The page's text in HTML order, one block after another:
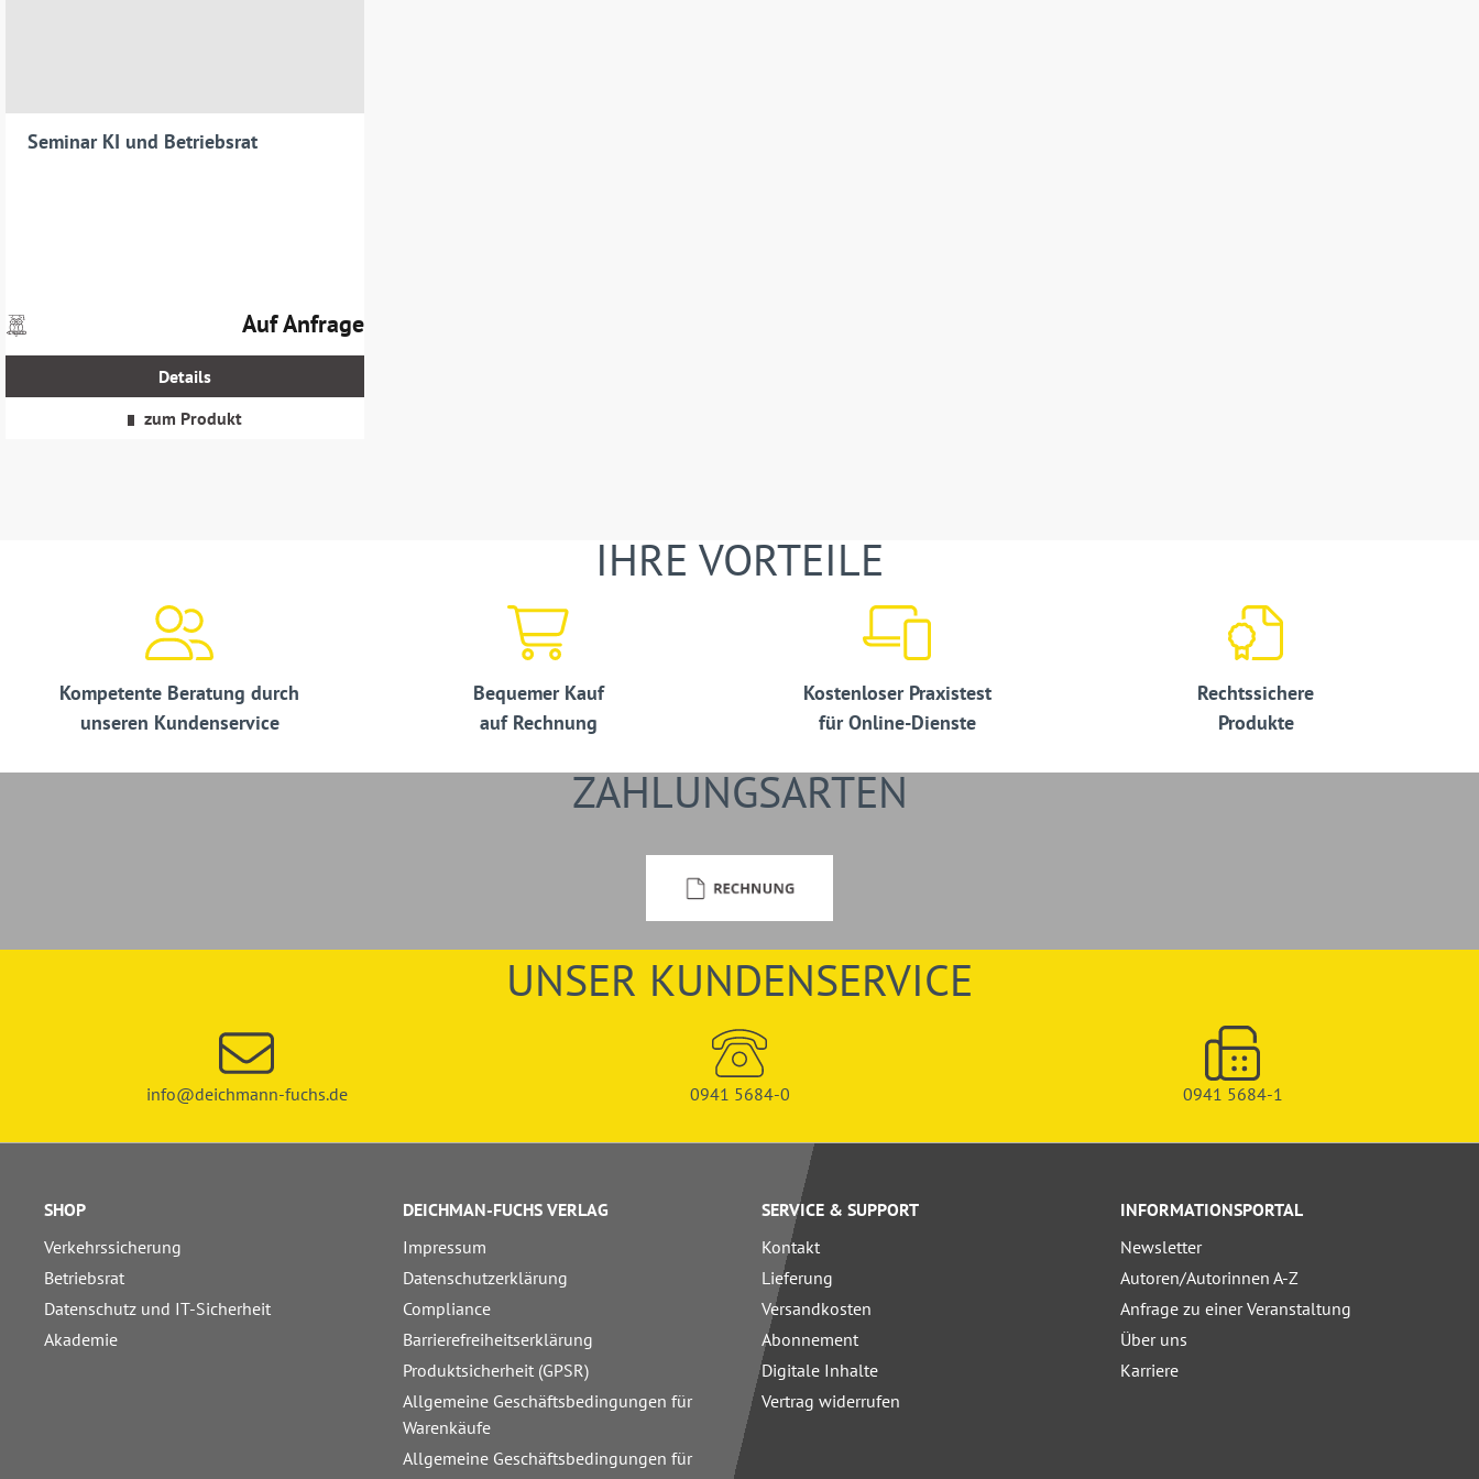
Seminar KI und Betriebsrat
Regulärer Preis:
Auf Anfrage
Preise
inkl.
Details
zum Produkt
IHRE VORTEILE
Kompetente Beratung durch
unseren Kundenservice
Bequemer Kauf
auf Rechnung
Kostenloser Praxistest
für Online-Dienste
Rechtssichere
Produkte
ZAHLUNGSARTEN
UNSER KUNDENSERVICE
info@deichmann-fuchs.de 0941 5684-0 0941 5684-1
SHOP
Verkehrssicherung
Betriebsrat
Datenschutz und IT-Sicherheit
Akademie
DEICHMAN-FUCHS VERLAG
Impressum
Datenschutzerklärung
Compliance
Barrierefreiheitserklärung
Produktsicherheit (GPSR)
Allgemeine Geschäftsbedingungen für
Warenkäufe
Allgemeine Geschäftsbedingungen für
SERVICE & SUPPORT
Kontakt
Lieferung
Versandkosten
Abonnement
Digitale Inhalte
Vertrag widerrufen
INFORMATIONSPORTAL
Newsletter
Autoren/Autorinnen A-Z
Anfrage zu einer Veranstaltung
Über uns
Karriere